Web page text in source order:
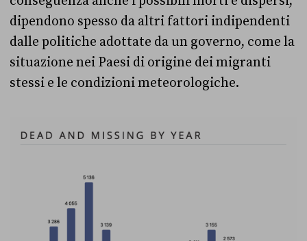
dipendono spesso da altri fattori indipendenti
dalle politiche adottate da un governo, come la
situazione nei Paesi di origine dei migranti
stessi e le condizioni meteorologiche.